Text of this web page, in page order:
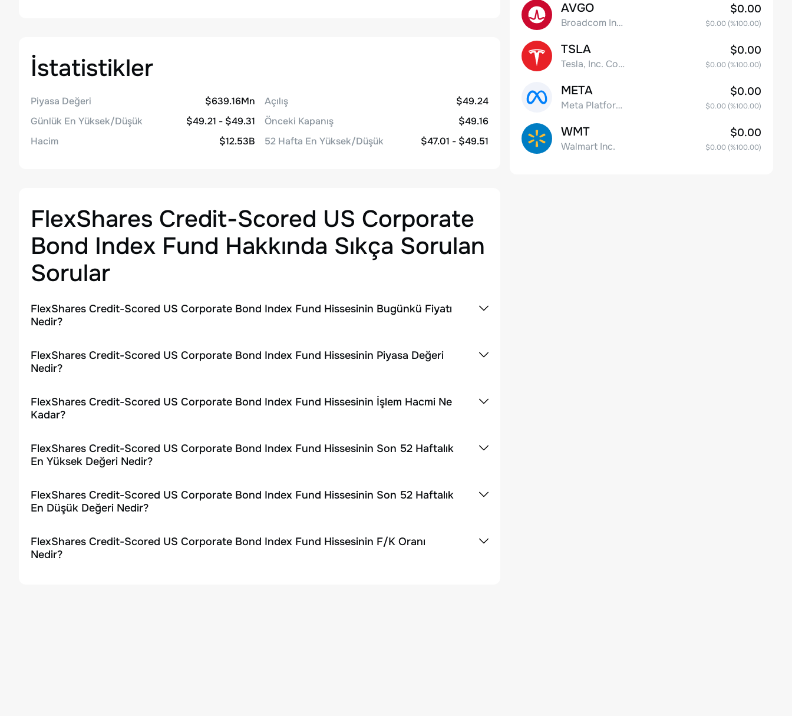
İstatistikler
Piyasa Değeri
$639.16Mn
Günlük En Yüksek/Düşük
$49.21 - $49.31
Hacim
$12.53B
Açılış
$49.24
Önceki Kapanış
$49.16
52 Hafta En Yüksek/Düşük
$47.01 - $49.51
FlexShares Credit-Scored US Corporate
Bond Index Fund Hakkında Sıkça Sorulan
Sorular
FlexShares Credit-Scored US Corporate Bond Index Fund Hissesinin Bugünkü Fiyatı
Nedir?
FlexShares Credit-Scored US Corporate Bond Index Fund Hissesinin Piyasa Değeri
Nedir?
FlexShares Credit-Scored US Corporate Bond Index Fund Hissesinin İşlem Hacmi Ne
Kadar?
FlexShares Credit-Scored US Corporate Bond Index Fund Hissesinin Son 52 Haftalık
En Yüksek Değeri Nedir?
FlexShares Credit-Scored US Corporate Bond Index Fund Hissesinin Son 52 Haftalık
En Düşük Değeri Nedir?
FlexShares Credit-Scored US Corporate Bond Index Fund Hissesinin F/K Oranı
Nedir?
AVGO
Broadcom Inc. Common Stock
$0.00
$0.00(%100.00)
TSLA
Tesla, Inc. Common Stock
$0.00
$0.00(%100.00)
META
Meta Platforms, Inc. Class A Common Stock
$0.00
$0.00(%100.00)
WMT
Walmart Inc.
$0.00
$0.00(%100.00)